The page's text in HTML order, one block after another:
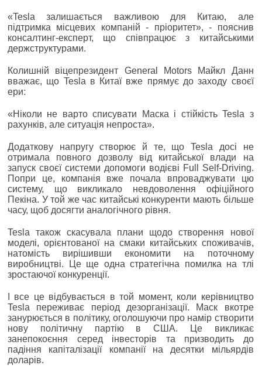
«Tesla залишається важливою для Китаю, але
підтримка місцевих компаній - пріоритет», - пояснив
консалтинг-експерт, що співпрацює з китайськими
держструктурами.
Колишній віцепрезидент General Motors Майкл Данн
вважає, що Tesla в Китаї вже прямує до заходу своєї
ери:
«Ніколи не варто списувати Маска і стійкість Tesla з
рахунків, але ситуація непроста».
Додаткову напругу створює й те, що Tesla досі не
отримала повного дозволу від китайської влади на
запуск своєї системи допомоги водієві Full Self-Driving.
Попри це, компанія вже почала впроваджувати цю
систему, що викликало невдоволення офіційного
Пекіна. У той же час китайські конкуренти мають більше
часу, щоб досягти аналогічного рівня.
Tesla також скасувала плани щодо створення нової
моделі, орієнтованої на смаки китайських споживачів,
натомість вирішивши економити на поточному
виробництві. Це ще одна стратегічна помилка на тлі
зростаючої конкуренції.
І все це відбувається в той момент, коли керівництво
Tesla переживає період дезорганізації. Маск вкотре
занурюється в політику, оголошуючи про намір створити
нову політичну партію в США. Це викликає
занепокоєння серед інвесторів та призводить до
падіння капіталізації компанії на десятки мільярдів
доларів.